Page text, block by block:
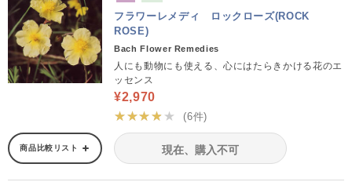
フラワーレメディ ロックローズ(ROCK
ROSE)
Bach Flower Remedies
人にも動物にも使える、心にはたらきかける花のエ
ッセンス
¥2,970
★★★★★
(6件)
商品比較リスト 現在、購入不可